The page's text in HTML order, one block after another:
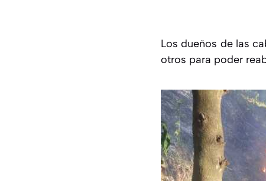
Los dueños de las
otros para poder